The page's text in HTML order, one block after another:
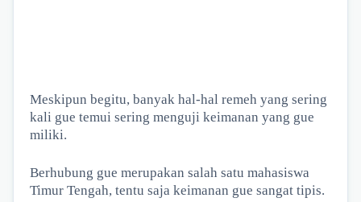
Meskipun begitu, banyak hal-hal remeh yang sering
kali gue temui sering menguji keimanan yang gue
miliki.
Berhubung gue merupakan salah satu mahasiswa
Timur Tengah, tentu saja keimanan gue sangat tipis.